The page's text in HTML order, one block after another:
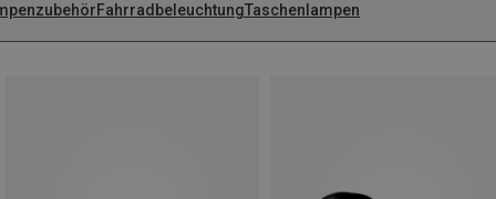
FahrradbeleuchtungTaschenlampen